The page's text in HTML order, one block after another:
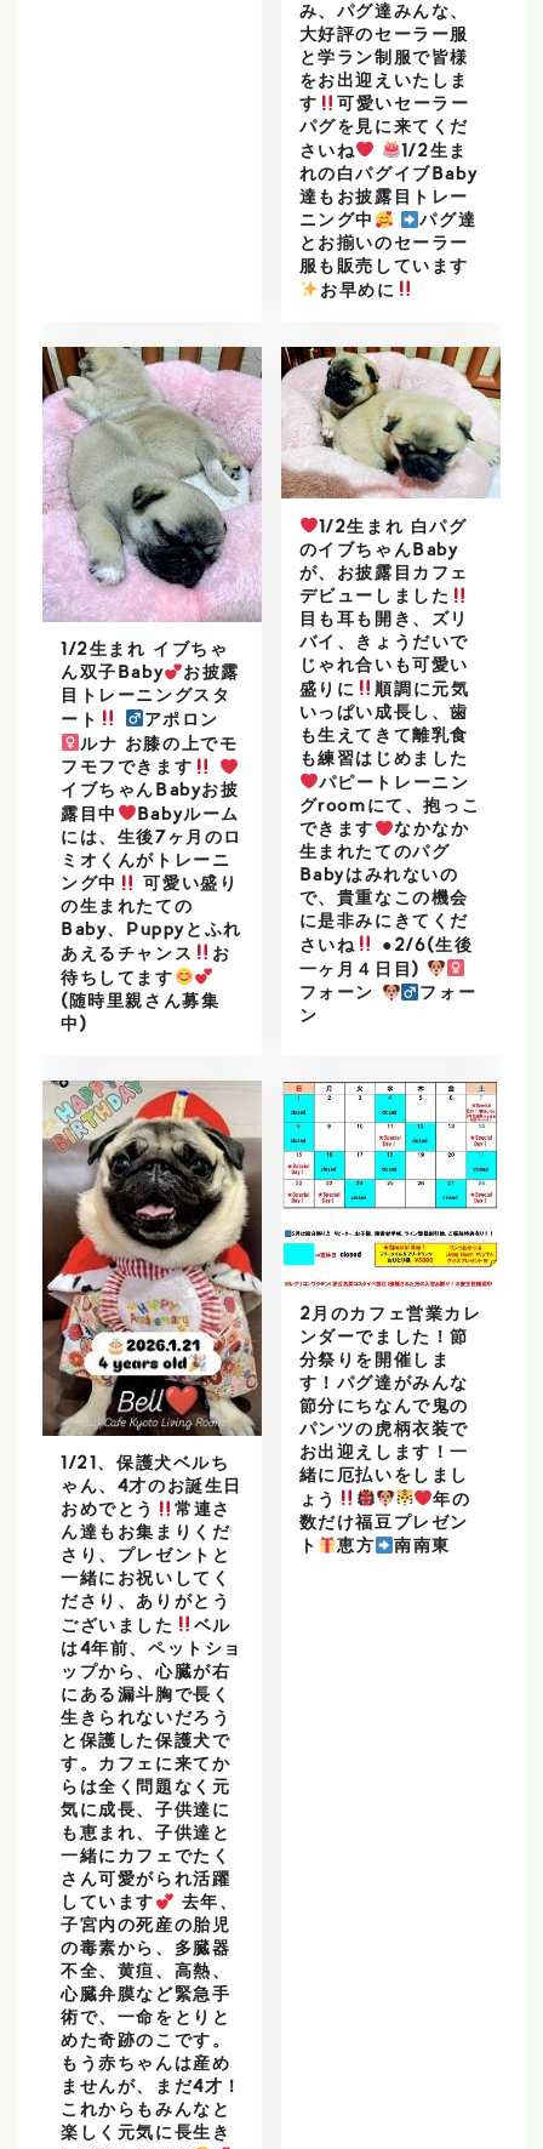
み、パグ達みんな、
大好評のセーラー服
と学ラン制服で皆様
をお出迎えいたしま
す
可愛いセーラー
パグを見に来てくだ
さいね
1/2生ま
れの白パグイブBaby
達もお披露目トレー
ニング中
パグ達
とお揃いのセーラー
服も販売しています
お早めに
1/2生まれ イブちゃ
ん双子Baby
お披露
目トレーニングスタ
ート
アポロン
ルナ お膝の上でモ
フモフできます
イブちゃんBabyお披
露目中
Babyルーム
には、生後7ヶ月のロ
ミオくんがトレーニ
ング中
可愛い盛り
の生まれたての
Baby、Puppyとふれ
あえるチャンス
お
待ちしてます
(随時里親さん募集
中)
1/2生まれ 白パグ
のイブちゃんBaby
が、お披露目カフェ
デビューしました
目も耳も開き、ズリ
バイ、きょうだいで
じゃれ合いも可愛い
盛りに
順調に元気
いっぱい成長し、歯
も生えてきて離乳食
も練習はじめました
パピートレーニン
グroomにて、抱っこ
できます
なかなか
生まれたてのパグ
Babyはみれないの
で、貴重なこの機会
に是非みにきてくだ
さいね
●2/6(生後
一ヶ月４日目)
フォーン
フォー
ン
1/21、保護犬ベルち
ゃん、4才のお誕生日
おめでとう
常連さ
ん達もお集まりくだ
さり、プレゼントと
一緒にお祝いしてく
ださり、ありがとう
ございました
ベル
は4年前、ペットショ
ップから、心臓が右
にある漏斗胸で長く
生きられないだろう
と保護した保護犬で
す。カフェに来てか
らは全く問題なく元
気に成長、子供達に
も恵まれ、子供達と
一緒にカフェでたく
さん可愛がられ活躍
しています
去年、
子宮内の死産の胎児
の毒素から、多臓器
不全、黄疸、高熱、
心臓弁膜など緊急手
術で、一命をとりと
めた奇跡のこです。
もう赤ちゃんは産め
ませんが、まだ4才！
これからもみんなと
楽しく元気に長生き
2月のカフェ営業カレ
ンダーでました！節
分祭りを開催しま
す！パグ達がみんな
節分にちなんで鬼の
パンツの虎柄衣装で
お出迎えします！一
緒に厄払いをしまし
ょう
年の
数だけ福豆プレゼン
ト
恵方 南南東